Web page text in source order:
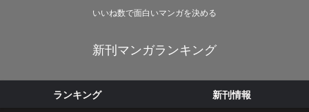
いいね数で面白いマンガを決める
新刊マンガランキング
ランキング 新刊情報